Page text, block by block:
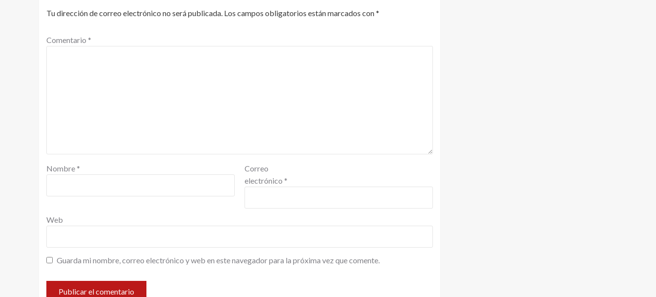
Tu dirección de correo electrónico no será publicada. Los campos obligatorios están marcados con*
Comentario *
Nombre *
Correo
electrónico *
Web
Guarda mi nombre, correo electrónico y web en este navegador para la próxima vez que comente.